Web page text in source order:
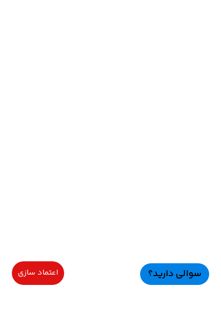
سوالی دارید؟ اعتماد سازی